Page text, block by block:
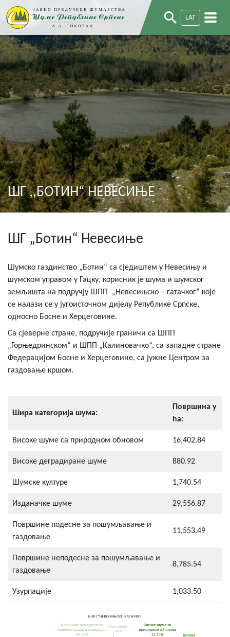
LAT
ШГ ,,БОТИН“ НЕВЕСИЊЕ
ШГ „Ботин“ Невесиње
Шумско газдинство „Ботин“ са сједиштем у Невесињу и
шумском управом у Гацку, корисник је шума и шумског
земљишта на подручју ШПП
„Невесињско – гатачког“ које
се налази се у југоисточном дијелу Републике Српске,
односно Босне и Херцеговине.
Са сјеверне стране, подручије граничи са ШПП
„Горњедринском“ и ШПП „Калиновачко“, са западне стране
Федерацијом Босне и Херцеговине, са јужне Центром за
газдовање кршом.
Шира категорија шума:
Површина у
ha:
Високе шуме са природном обновом 16,402.84
Високе деградиране шуме 880.92
Шумске културе 1,740.54
Изданачке шуме 29,556.87
Површине подесне за пошумљавање и
газдовање
11,553.49
Површине неподесне за пошумљавање и
газдовање
8,785.54
Узурпације 1,033.50